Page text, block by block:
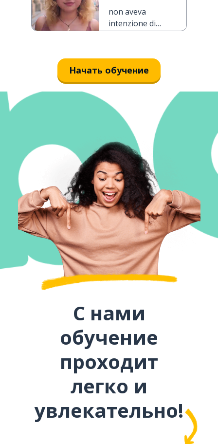
non aveva
intenzione di
Начать обучение
С нами
обучение
проходит
легко и
увлекательно!